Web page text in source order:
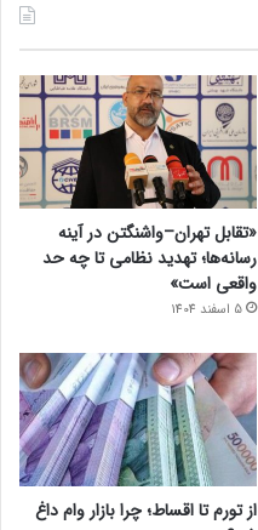
«تقابل تهران–واشنگتن در آینه
رسانه‌ها؛ تهدید نظامی تا چه حد
واقعی است»
5 اسفند 1404
از تورم تا اقساط؛ چرا بازار وام داغ